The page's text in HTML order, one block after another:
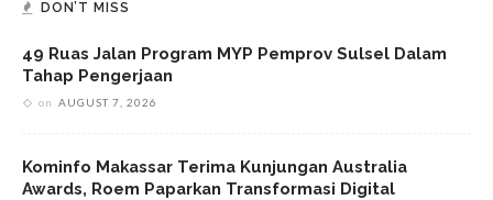
DON’T MISS
49 Ruas Jalan Program MYP Pemprov Sulsel Dalam
Tahap Pengerjaan
on AUGUST 7, 2026
Kominfo Makassar Terima Kunjungan Australia
Awards, Roem Paparkan Transformasi Digital